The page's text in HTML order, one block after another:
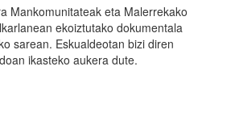
Mankomunitateak eta Malerrekako
ekoiztutako dokumentala
sarean. Eskualdeotan bizi diren
ikasteko aukera dute.